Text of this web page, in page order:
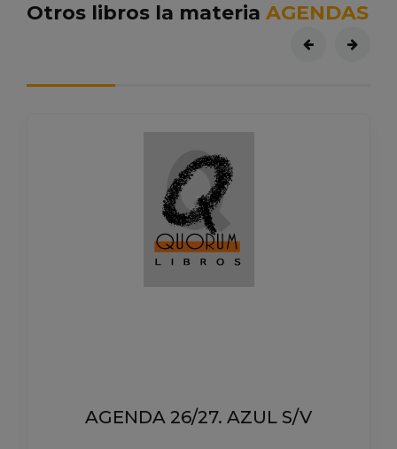
Otros libros la materia AGENDAS
AGENDA 26/27. AZUL S/V